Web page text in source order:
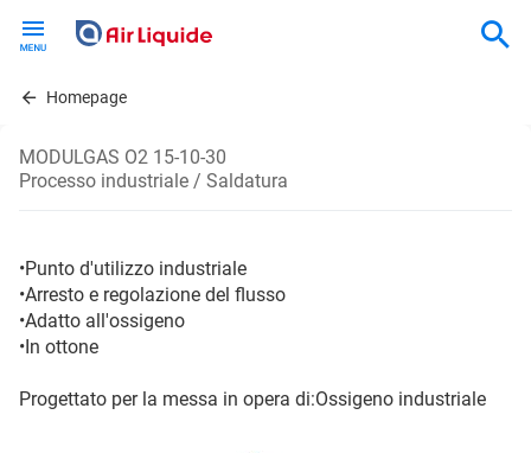
contentHomepage
MODULGAS O2 15-10-30
Processo industriale / Saldatura
•Punto d'utilizzo industriale
•Arresto e regolazione del flusso
•Adatto all'ossigeno
•In ottone
Progettato per la messa in opera di:Ossigeno industriale